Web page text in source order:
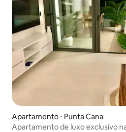
Apartamento ⋅ Punta Cana
Apartamento de luxo exclusivo